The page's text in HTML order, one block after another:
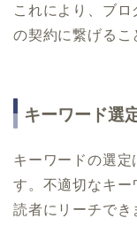
これにより、ブ
の契約に繋げるこ
キーワード選
キーワードの選
す。不適切なキー
読者にリーチでき